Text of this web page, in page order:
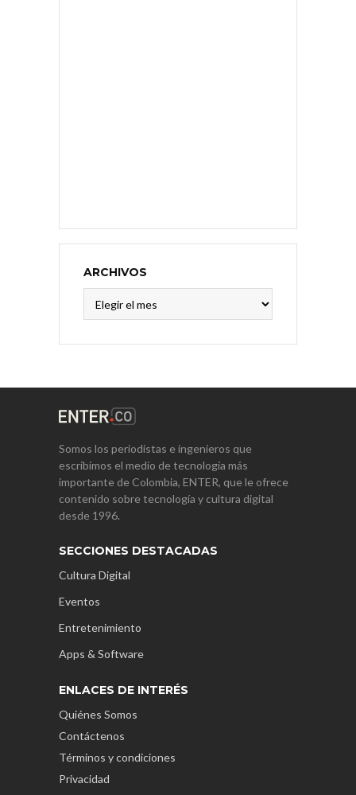
ARCHIVOS
Somos los periodistas e ingenieros que
escribimos el medio de tecnología más
importante de Colombia, ENTER, que le ofrece
contenido sobre tecnología y cultura digital
desde 1996.
SECCIONES DESTACADAS
Cultura Digital
Eventos
Entretenimiento
Apps & Software
ENLACES DE INTERÉS
Quiénes Somos
Contáctenos
Términos y condiciones
Privacidad